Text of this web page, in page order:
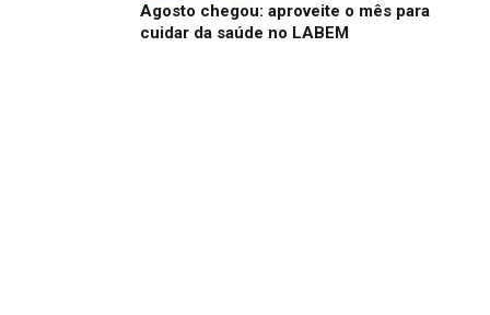
Agosto chegou: aproveite o mês para
cuidar da saúde no LABEM